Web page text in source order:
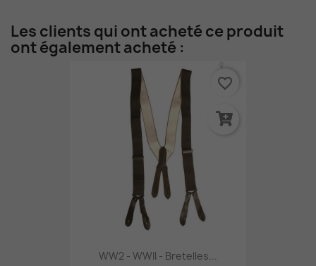
Les clients qui ont acheté ce produit
ont également acheté :
WW2 - WWII - Bretelles...
favorite_border